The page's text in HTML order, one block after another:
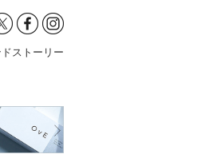
ストーリー